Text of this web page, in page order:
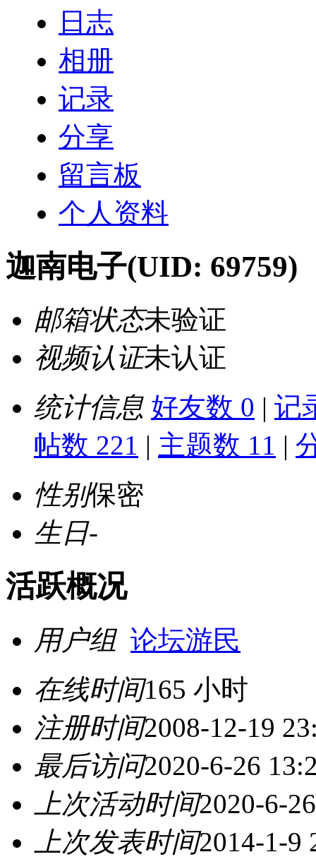
日志
相册
记录
分享
留言板
个人资料
迦南电子(UID: 69759)
邮箱状态未验证
视频认证未认证
统计信息 好友数 0 | 记
帖数 221 | 主题数 11 |
性别保密
生日-
活跃概况
用户组 论坛游民
在线时间165 小时
注册时间2008-12-19
最后访问2020-6-26
上次活动时间2020-6-
上次发表时间2014-1-9